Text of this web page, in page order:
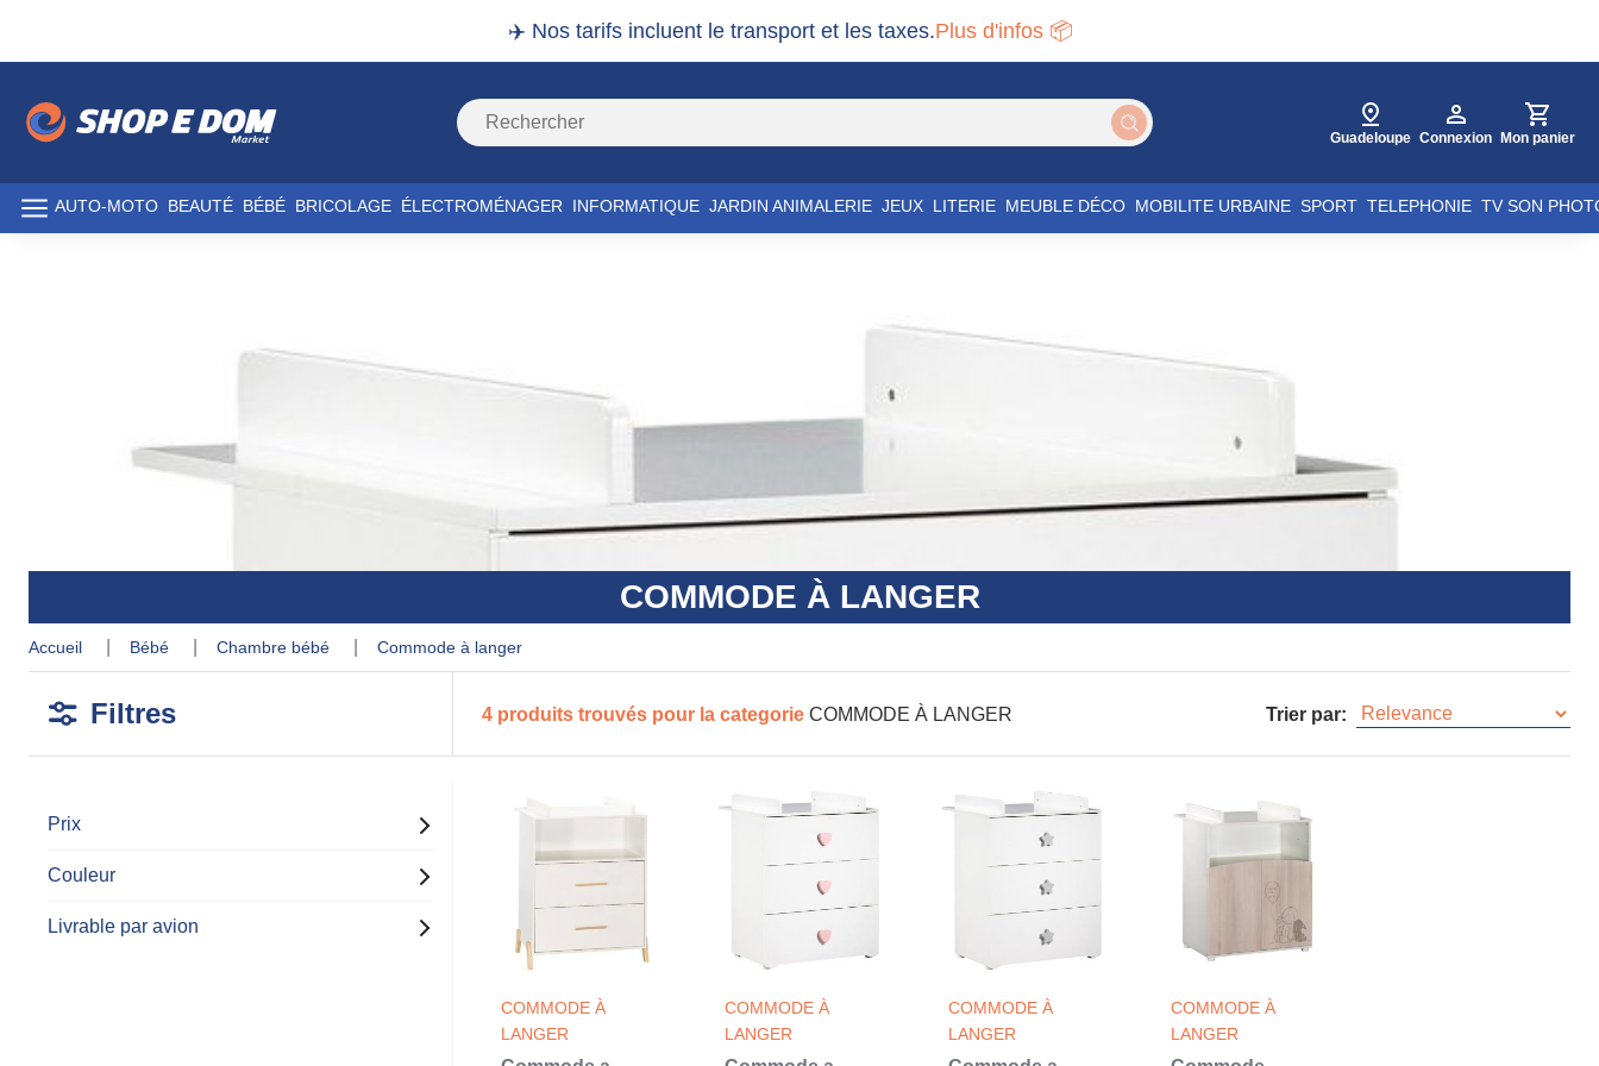
✈️ Nos tarifs incluent le transport et les taxes.Plus d'infos 📦
Guadeloupe Connexion Mon panier
AUTO-MOTO BEAUTÉ BÉBÉ BRICOLAGE ÉLECTROMÉNAGER INFORMATIQUE JARDIN ANIMALERIE JEUX LITERIE MEUBLE DÉCO MOBILITE URBAINE SPORT TELEPHONIE TV SON
COMMODE À LANGER
accueil bébé chambre bébé commode à langer
Filtres 4 produits trouvés pour la categorie COMMODE À LANGER Trier par:
Prix
Couleur
Livrable par avion
COMMODE À
LANGER
COMMODE À
LANGER
COMMODE À
LANGER
COMMODE À
LANGER